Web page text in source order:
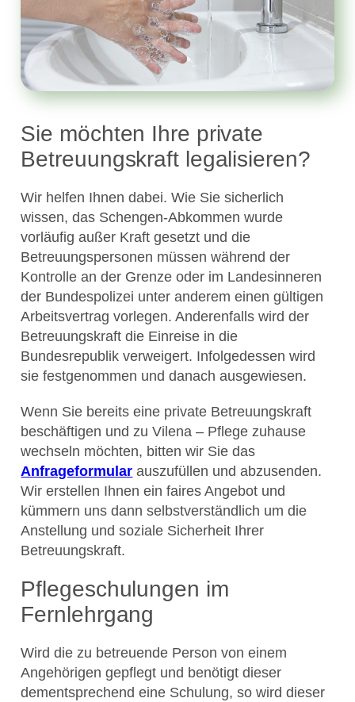
Sie möchten Ihre private
Betreuungskraft legalisieren?
Wir helfen Ihnen dabei. Wie Sie sicherlich
wissen, das Schengen-Abkommen wurde
vorläufig außer Kraft gesetzt und die
Betreuungspersonen müssen während der
Kontrolle an der Grenze oder im Landesinneren
der Bundespolizei unter anderem einen gültigen
Arbeitsvertrag vorlegen. Anderenfalls wird der
Betreuungskraft die Einreise in die
Bundesrepublik verweigert. Infolgedessen wird
sie festgenommen und danach ausgewiesen.
Wenn Sie bereits eine private Betreuungskraft
beschäftigen und zu Vilena – Pflege zuhause
wechseln möchten, bitten wir Sie das
Anfrageformular auszufüllen und abzusenden.
Wir erstellen Ihnen ein faires Angebot und
kümmern uns dann selbstverständlich um die
Anstellung und soziale Sicherheit Ihrer
Betreuungskraft.
Pflegeschulungen im
Fernlehrgang
Wird die zu betreuende Person von einem
Angehörigen gepflegt und benötigt dieser
dementsprechend eine Schulung, so wird dieser